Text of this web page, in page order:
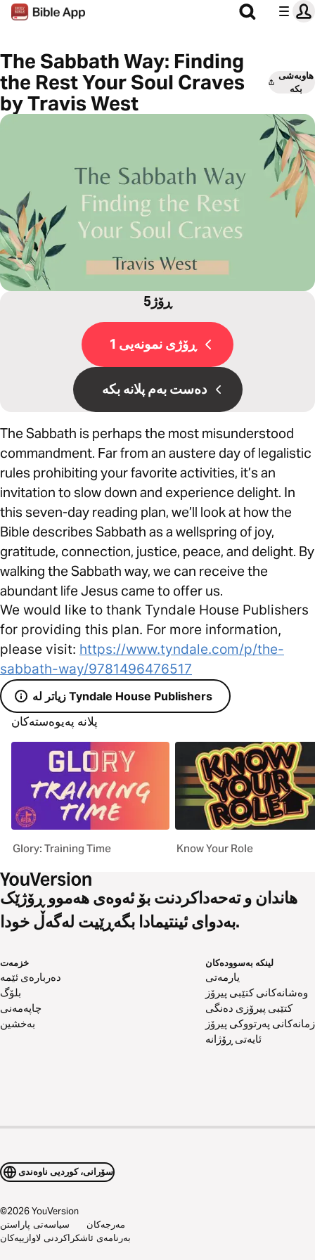
The Sabbath Way: Finding
the Rest Your Soul Craves
by Travis West
هاوبەشی
بکە
5ڕۆژ
ڕۆژی نمونەیی 1
دەست بەم پلانە بکە
The Sabbath is perhaps the most misunderstood
commandment. Far from an austere day of legalistic
rules prohibiting your favorite activities, it’s an
invitation to slow down and experience delight. In
this seven-day reading plan, we’ll look at how the
Bible describes Sabbath as a wellspring of joy,
gratitude, connection, justice, peace, and delight. By
walking the Sabbath way, we can receive the
abundant life Jesus came to offer us.
We would like to thank Tyndale House Publishers
for providing this plan. For more information,
please visit: https://www.tyndale.com/p/the-
sabbath-way/9781496476517
زیاتر لە Tyndale House Publishers
پلانە پەیوەستەکان
Glory: Training Time Know Your Role
هاندان و تەحەداکردنت بۆ ئەوەی هەموو ڕۆژێک
بەدوای ئینتیمادا بگەڕێیت لەگەڵ خودا.
خزمەت
دەربارەی ئێمە
بلۆگ
چاپەمەنی
بەخشین
لینکە بەسوودەکان
یارمەتی
وەشانەکانی کتێبی پیرۆز
کتێبی پیرۆزی دەنگی
زمانەکانی پەرتووکی پیرۆز
ئایەتی ڕۆژانە
سۆرانی، کوردیی ناوەندی
©2026YouVersion
سیاسەتی پاراستن
مەرجەکان
بەرنامەی ئاشکراکردنی لاوازییەکان